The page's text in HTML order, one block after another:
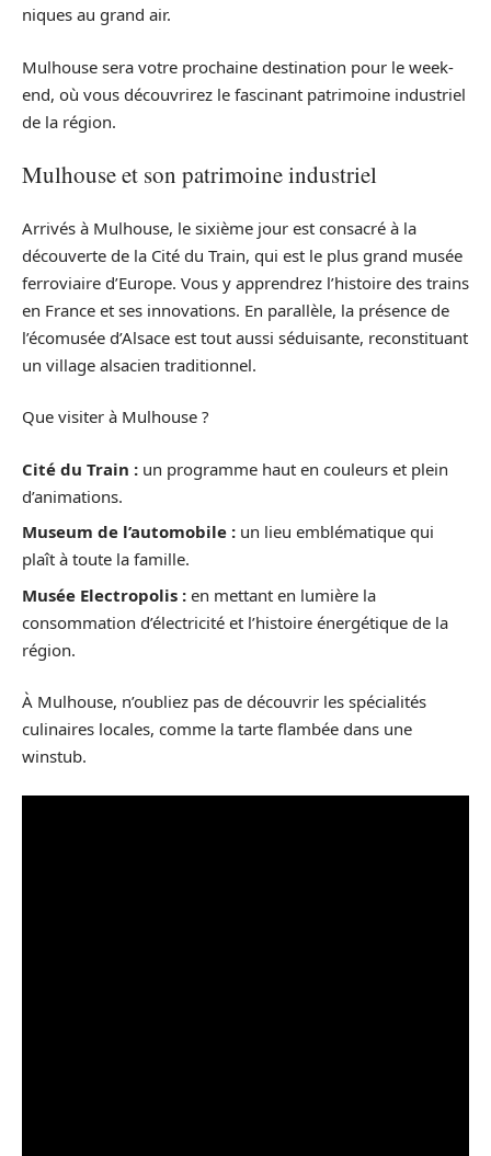
niques au grand air.
Mulhouse sera votre prochaine destination pour le week-
end, où vous découvrirez le fascinant patrimoine industriel
de la région.
Mulhouse et son patrimoine industriel
Arrivés à Mulhouse, le sixième jour est consacré à la
découverte de la Cité du Train, qui est le plus grand musée
ferroviaire d’Europe. Vous y apprendrez l’histoire des trains
en France et ses innovations. En parallèle, la présence de
l’écomusée d’Alsace est tout aussi séduisante, reconstituant
un village alsacien traditionnel.
Que visiter à Mulhouse ?
Cité du Train : un programme haut en couleurs et plein
d’animations.
Museum de l’automobile : un lieu emblématique qui
plaît à toute la famille.
Musée Electropolis : en mettant en lumière la
consommation d’électricité et l’histoire énergétique de la
région.
À Mulhouse, n’oubliez pas de découvrir les spécialités
culinaires locales, comme la tarte flambée dans une
winstub.